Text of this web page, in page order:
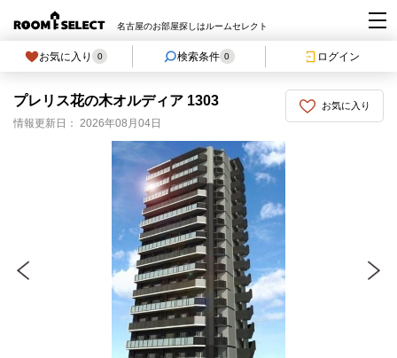
名古屋のお部屋探しはルームセレクト
お気に入り 0 検索条件 0 ログイン
お気に入り
プレリス花の木オルディア 1303
情報更新日： 2026年08月04日